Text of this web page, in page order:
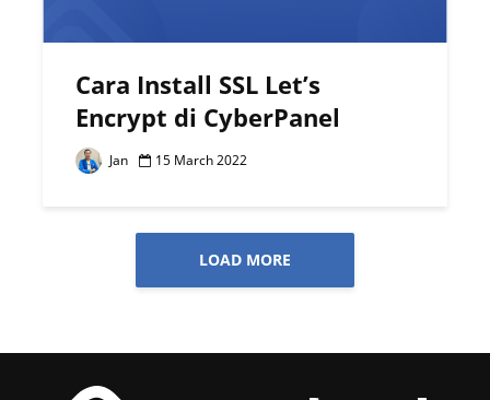
Cara Install SSL Let’s
Encrypt di CyberPanel
Jan 15 March 2022
LOAD MORE